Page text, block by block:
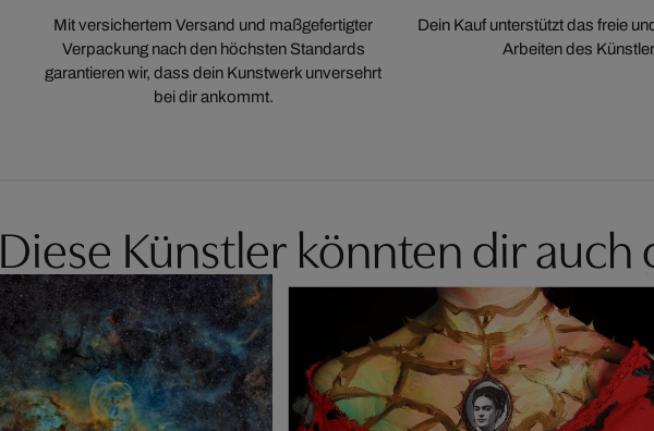
Mit versichertem Versand und maßgefertigter
Verpackung nach den höchsten Standards
garantieren wir, dass dein Kunstwerk unversehrt
bei dir ankommt.
Dein Kauf unterstützt das freie
Arbeiten des
Diese Künstler könnten dir auch